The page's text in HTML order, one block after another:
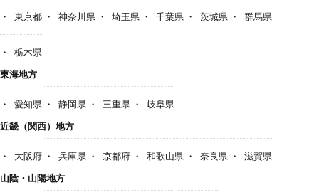
東京都 神奈川県 埼玉県 千葉県 茨城県 群馬県
栃木県
東海地方
愛知県 静岡県 三重県
岐阜県
近畿（関西）地方
大阪府 兵庫県 京都府 和歌山県 奈良県
滋賀県
山陰・山陽地方